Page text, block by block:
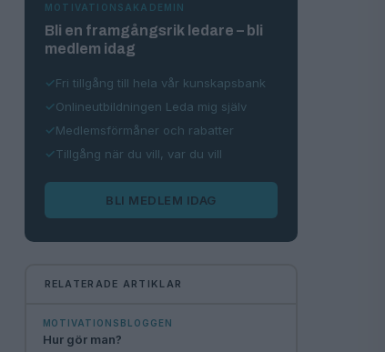
MOTIVATIONSAKADEMIN
Bli en framgångsrik ledare – bli
medlem idag
Fri tillgång till hela vår kunskapsbank
Onlineutbildningen Leda mig själv
Medlemsförmåner och rabatter
Tillgång när du vill, var du vill
BLI MEDLEM IDAG
RELATERADE ARTIKLAR
MOTIVATIONSBLOGGEN
Hur gör man?